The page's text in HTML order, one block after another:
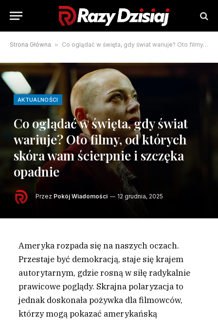
Strona Główna » Co oglądać w święta, gdy świat wariuje? Oto filmy, od których skóra wam ścierpnie i szczęka opadnie
AKTUALNOŚCI
Co oglądać w święta, gdy świat
wariuje? Oto filmy, od których
skóra wam ścierpnie i szczęka
opadnie
Przez Pokój Wiadomości 12 grudnia, 2025
Ameryka rozpada się na naszych oczach.
Przestaje być demokracją, staje się krajem
autorytarnym, gdzie rosną w siłę radykalnie
prawicowe poglądy. Skrajna polaryzacja to
jednak doskonała pożywka dla filmowców,
którzy mogą pokazać amerykańską